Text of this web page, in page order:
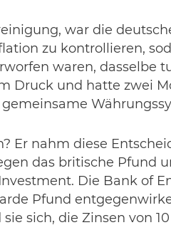
war die
zu kontrollieren,
waren, dasselbe
Druck und hatte zwei
Er nahm diese
das britische Pfund
Die Bank of
Pfund
sich, die Zinsen von 10